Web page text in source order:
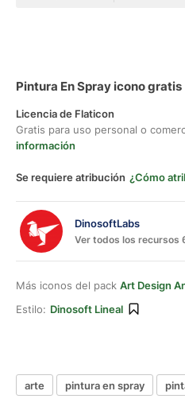
Pintura En Spray icono gratis
Licencia de Flaticon
Gratis para uso personal o
información
Se requiere atribución ¿Cómo
DinosoftLabs
Ver todos los recursos
Más iconos del pack Art Design
Estilo: Dinosoft Lineal
arte pintura en spray